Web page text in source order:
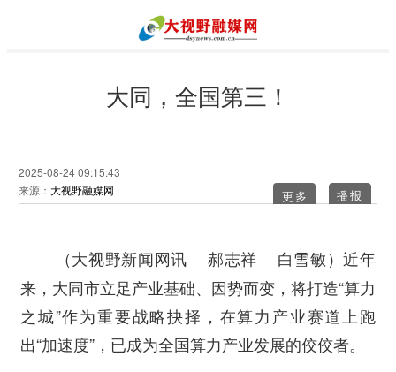
大同，全国第三！
2025-08-24 09:15:43
来源： 大视野融媒网 更多
（大视野新闻网讯 郝志祥 白雪敏）近年
来，大同市立足产业基础、因势而变，将打造“算力
之城”作为重要战略抉择，在算力产业赛道上跑
出“加速度”，已成为全国算力产业发展的佼佼者。